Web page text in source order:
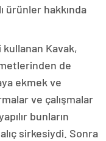
ürünler hakkında
kullanan Kavak,
de
ekmek ve
ve çalışmalar
bunların
sirkesiydi. Sonra